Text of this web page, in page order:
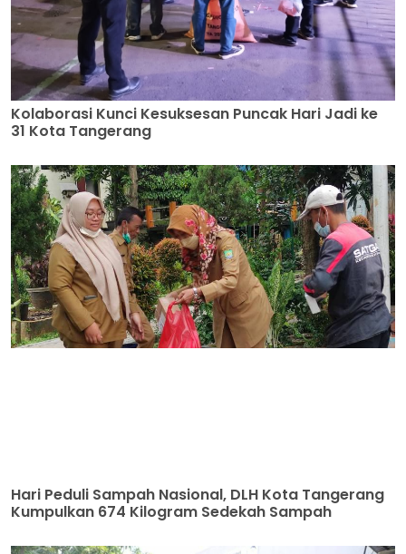
Kolaborasi Kunci Kesuksesan Puncak Hari Jadi ke
31 Kota Tangerang
Hari Peduli Sampah Nasional, DLH Kota Tangerang
Kumpulkan 674 Kilogram Sedekah Sampah